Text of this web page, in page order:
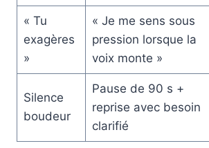
« Tu
exagères
»
« Je me sens sous
pression lorsque la
voix monte »
Silence
boudeur
Pause de 90 s +
reprise avec besoin
clarifié